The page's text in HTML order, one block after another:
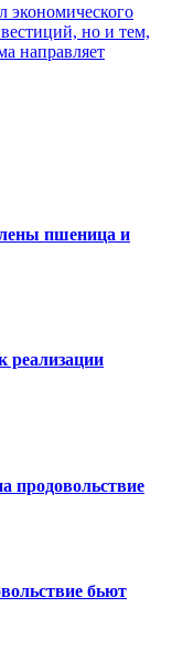
экономического
но и тем,
направляет
пшеница и
реализации
продовольствие
бьют